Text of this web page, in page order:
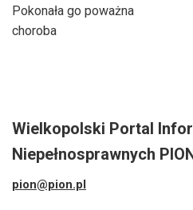
Pokonała go poważna
choroba
Wielkopolski Portal
Niepełnosprawnych
pion@pion.pl